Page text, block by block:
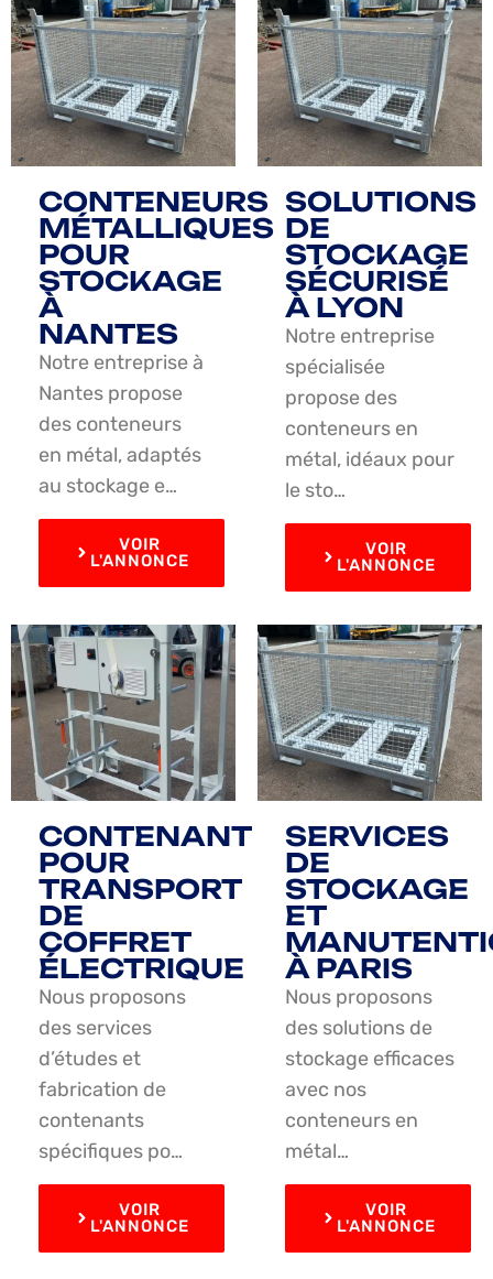
CONTENEURS
MÉTALLIQUES
POUR
STOCKAGE
À
NANTES
Notre entreprise à
Nantes propose
des conteneurs
en métal, adaptés
au stockage e…
VOIR
L'ANNONCE
SOLUTIONS
DE
STOCKAGE
SÉCURISÉ
À LYON
Notre entreprise
spécialisée
propose des
conteneurs en
métal, idéaux pour
le sto…
VOIR
L'ANNONCE
CONTENANT
POUR
TRANSPORT
DE
COFFRET
ÉLECTRIQUE
Nous proposons
des services
d’études et
fabrication de
contenants
spécifiques po…
VOIR
L'ANNONCE
SERVICES
DE
STOCKAGE
ET
À PARIS
Nous proposons
des solutions de
stockage efficaces
avec nos
conteneurs en
métal…
VOIR
L'ANNONCE